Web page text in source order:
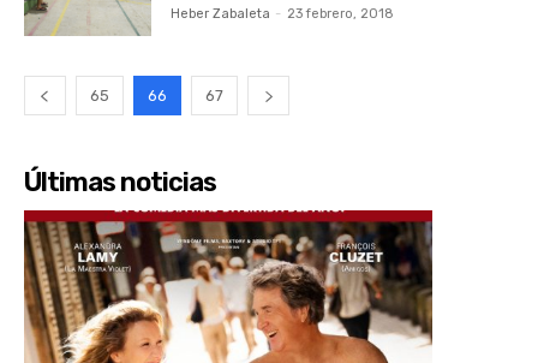
Heber Zabaleta - 23 febrero, 2018
65 66 67
Últimas noticias